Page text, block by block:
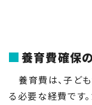
養育費確保
養育費は、子ど
る必要な経費です